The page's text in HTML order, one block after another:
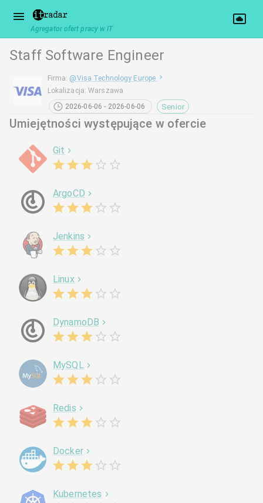
Agregator ofert pracy w IT
Staff Software Engineer
Firma: @Visa Technology Europe
Lokalizacja:Warszawa
2026-06-06 - 2026-06-06
Senior
Umiejętności występujące w ofercie
Git
ArgoCD
Jenkins
Linux
DynamoDB
MySQL
Redis
Docker
Kubernetes